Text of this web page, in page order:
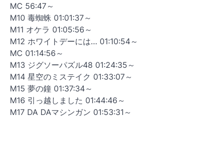
MC 56:47～
M10 毒蜘蛛 01:01:37～
M11 オケラ 01:05:56～
M12 ホワイトデーには… 01:10:54～
MC 01:14:56～
M13 ジグソーパズル48 01:24:35～
M14 星空のミステイク 01:33:07～
M15 夢の鐘 01:37:34～
M16 引っ越しました 01:44:46～
M17 DA DAマシンガン 01:53:31～